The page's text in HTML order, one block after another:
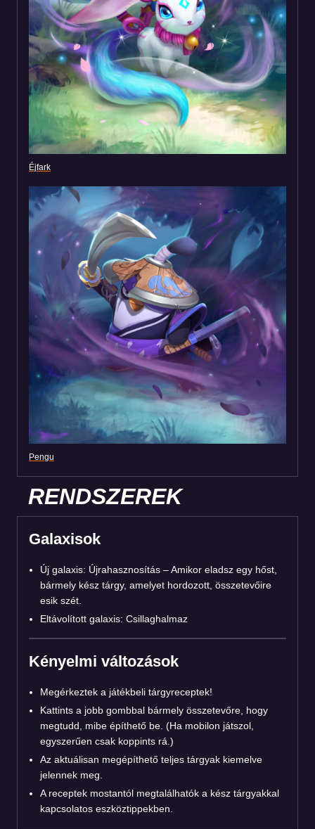
Éjfark
Pengu
RENDSZEREK
Galaxisok
Új galaxis: Újrahasznosítás – Amikor eladsz egy hőst,
bármely kész tárgy, amelyet hordozott, összetevőire
esik szét.
Eltávolított galaxis: Csillaghalmaz
Kényelmi változások
Megérkeztek a játékbeli tárgyreceptek!
Kattints a jobb gombbal bármely összetevőre, hogy
megtudd, mibe építhető be. (Ha mobilon játszol,
egyszerűen csak koppints rá.)
Az aktuálisan megépíthető teljes tárgyak kiemelve
jelennek meg.
A receptek mostantól megtalálhatók a kész tárgyakkal
kapcsolatos eszköztippekben.